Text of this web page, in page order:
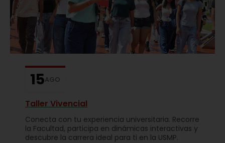
15AGO
Taller Vivencial
Conecta con tu experiencia universitaria. Recorre
la Facultad, participa en dinámicas interactivas y
descubre la carrera ideal para ti en la USMP.